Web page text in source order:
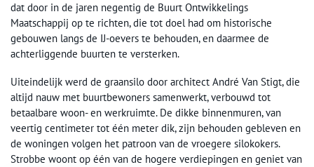
dat door in de jaren negentig de Buurt Ontwikkelings
Maatschappij op te richten, die tot doel had om historische
gebouwen langs de IJ-oevers te behouden, en daarmee de
achterliggende buurten te versterken.
Uiteindelijk werd de graansilo door architect André Van Stigt, die
altijd nauw met buurtbewoners samenwerkt, verbouwd tot
betaalbare woon- en werkruimte. De dikke binnenmuren, van
veertig centimeter tot één meter dik, zijn behouden gebleven en
de woningen volgen het patroon van de vroegere silokokers.
Strobbe woont op één van de hogere verdiepingen en geniet van